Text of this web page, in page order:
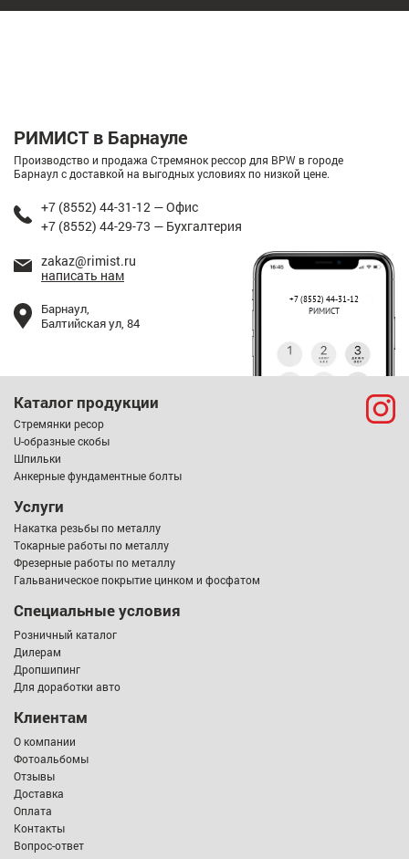
РИМИСТ в Барнауле
Производство и продажа Стремянок рессор для BPW в городе
Барнаул с доставкой на выгодных условиях по низкой цене.
+7 (8552) 44-31-12 — Офис
+7 (8552) 44-29-73 — Бухгалтерия
zakaz@rimist.ru
написать нам
+7 (8552) 44-31-12
РИМИСТ
Барнаул,
Балтийская ул, 84
Каталог продукции
Стремянки ресор
U-образные скобы
Шпильки
Анкерные фундаментные болты
Услуги
Накатка резьбы по металлу
Токарные работы по металлу
Фрезерные работы по металлу
Гальваническое покрытие цинком и фосфатом
Специальные условия
Розничный каталог
Дилерам
Дропшипинг
Для доработки авто
Клиентам
О компании
Фотоальбомы
Отзывы
Доставка
Оплата
Контакты
Вопрос-ответ